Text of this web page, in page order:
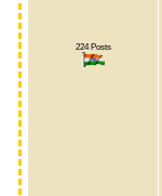
224 Posts